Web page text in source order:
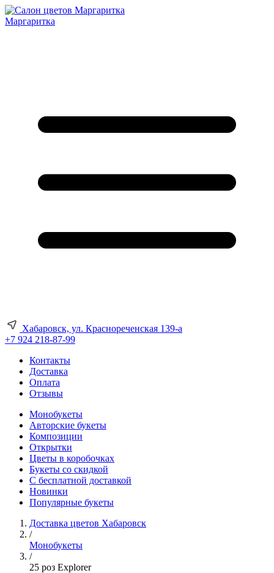
Маргаритка
Хабаровск, ул. Краснореченская 139-а
+7 924 218-87-99
Контакты
Доставка
Оплата
Отзывы
Монобукеты
Авторские букеты
Композиции
Открытки
Цветы в коробочках
Букеты со скидкой
С бесплатной доставкой
Новинки
Популярные букеты
Доставка цветов Хабаровск
/
Монобукеты
/
25 роз Explorer